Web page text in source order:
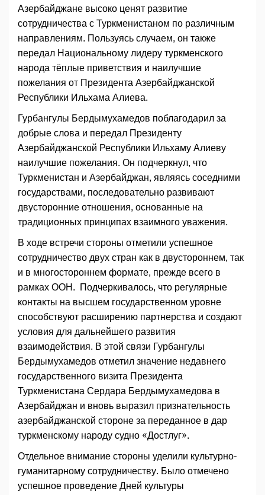
Азербайджане высоко ценят развитие
сотрудничества с Туркменистаном по различным
направлениям. Пользуясь случаем, он также
передал Национальному лидеру туркменского
народа тёплые приветствия и наилучшие
пожелания от Президента Азербайджанской
Республики Ильхама Алиева.
Гурбангулы Бердымухамедов поблагодарил за
добрые слова и передал Президенту
Азербайджанской Республики Ильхаму Алиеву
наилучшие пожелания. Он подчеркнул, что
Туркменистан и Азербайджан, являясь соседними
государствами, последовательно развивают
двусторонние отношения, основанные на
традиционных принципах взаимного уважения.
В ходе встречи стороны отметили успешное
сотрудничество двух стран как в двустороннем, так
и в многостороннем формате, прежде всего в
рамках ООН. Подчеркивалось, что регулярные
контакты на высшем государственном уровне
способствуют расширению партнерства и создают
условия для дальнейшего развития
взаимодействия. В этой связи Гурбангулы
Бердымухамедов отметил значение недавнего
государственного визита Президента
Туркменистана Сердара Бердымухамедова в
Азербайджан и вновь выразил признательность
азербайджанской стороне за переданное в дар
туркменскому народу судно «Достлуг».
Отдельное внимание стороны уделили культурно-
гуманитарному сотрудничеству. Было отмечено
успешное проведение Дней культуры